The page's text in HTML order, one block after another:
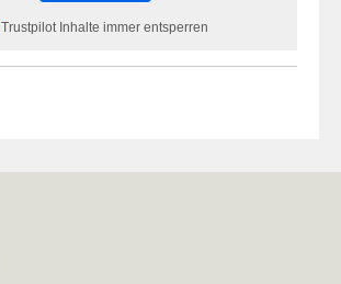
Trustpilot Inhalte immer entsperren